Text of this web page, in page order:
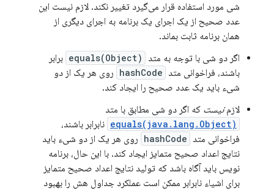
شی مورد استفاده قرار می‌گیرد تغییر نکند. لازم نیست این
عدد صحیح از یک اجرای یک برنامه به اجرای دیگری از
همان برنامه ثابت بماند.
اگر دو شی با توجه به متد
equals(Object) برابر
باشند، فراخوانی متد hashCode روی هر یک از دو
شیء باید یک عدد صحیح را ایجاد کند.
لازمنیست که اگر دو شی مطابق با متد
equals(java.lang.Object) نابرابر باشند،
فراخوانی متد hashCode روی هر یک از دو شیء باید
نتایج اعداد صحیح متمایز ایجاد کند. با این حال، برنامه
نویس باید آگاه باشد که تولید نتایج اعداد صحیح متمایز
برای اشیاء نابرابر ممکن است عملکرد جداول هش را بهبود